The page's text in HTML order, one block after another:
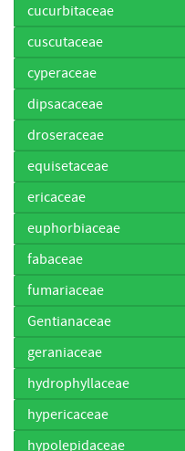
cucurbitaceae
cuscutaceae
cyperaceae
dipsacaceae
droseraceae
equisetaceae
ericaceae
euphorbiaceae
fabaceae
fumariaceae
Gentianaceae
geraniaceae
hydrophyllaceae
hypericaceae
hypolepidaceae